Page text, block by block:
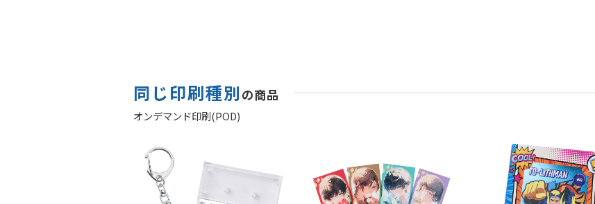
同じ印刷種別 の商品
オンデマンド印刷(POD)